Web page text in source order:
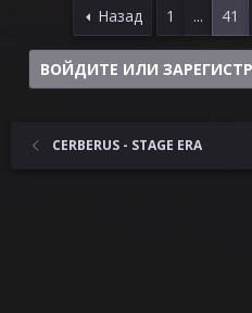
Назад 1 ... 41
ВОЙДИТЕ ИЛИ
CERBERUS - STAGE ERA